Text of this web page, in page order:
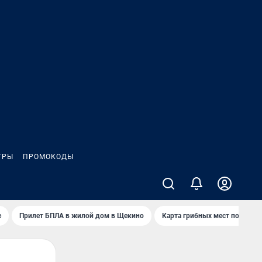
ПРОМОКОДЫ
Прилет БПЛА в жилой дом в Щекино Карта грибных мест под